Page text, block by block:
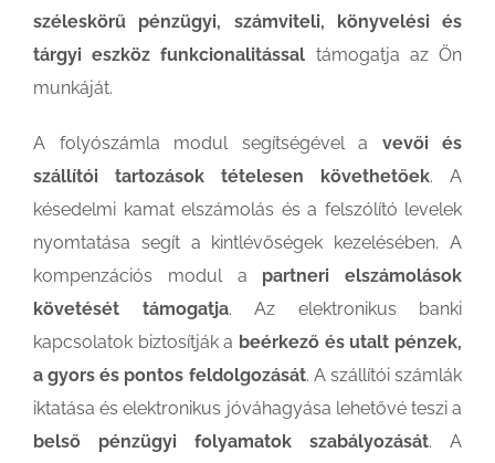
széleskörű pénzügyi, számviteli, könyvelési és
tárgyi eszköz funkcionalitással támogatja az Ön
munkáját.
A folyószámla modul segítségével a vevői és
szállítói tartozások tételesen követhetőek. A
késedelmi kamat elszámolás és a felszólító levelek
nyomtatása segít a kintlévőségek kezelésében. A
kompenzációs modul a partneri elszámolások
követését
támogatja. Az elektronikus banki
kapcsolatok biztosítják a beérkező és utalt pénzek,
a gyors és pontos feldolgozását. A szállítói számlák
iktatása és elektronikus jóváhagyása lehetővé teszi a
belső pénzügyi folyamatok szabályozását. A